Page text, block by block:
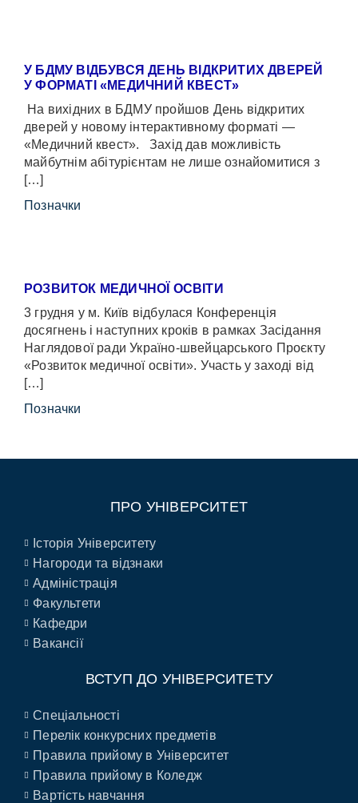
У БДМУ ВІДБУВСЯ ДЕНЬ ВІДКРИТИХ ДВЕРЕЙ
У ФОРМАТІ «МЕДИЧНИЙ КВЕСТ»
На вихідних в БДМУ пройшов День відкритих
дверей у новому інтерактивному форматі —
«Медичний квест». Захід дав можливість
майбутнім абітурієнтам не лише ознайомитися з
[…]
Позначки
РОЗВИТОК МЕДИЧНОЇ ОСВІТИ
3 грудня у м. Київ відбулася Конференція
досягнень і наступних кроків в рамках Засідання
Наглядової ради Україно-швейцарського Проєкту
«Розвиток медичної освіти». Участь у заході від
[…]
Позначки
ПРО УНІВЕРСИТЕТ
Історія Університету
Нагороди та відзнаки
Адміністрація
Факультети
Кафедри
Вакансії
ВСТУП ДО УНІВЕРСИТЕТУ
Спеціальності
Перелік конкурсних предметів
Правила прийому в Університет
Правила прийому в Коледж
Вартість навчання